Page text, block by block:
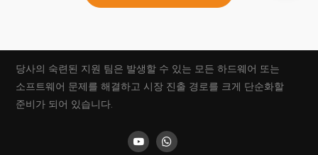
당사의 숙련된 지원 팀은 발생할 수 있는 모든 하드웨어 또는
소프트웨어 문제를 해결하고 시장 진출 경로를 크게 단순화할
준비가 되어 있습니다.